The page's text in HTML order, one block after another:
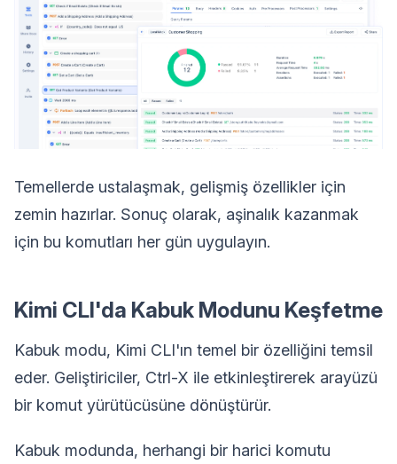
Temellerde ustalaşmak, gelişmiş özellikler için
zemin hazırlar. Sonuç olarak, aşinalık kazanmak
için bu komutları her gün uygulayın.
Kimi CLI'da Kabuk Modunu Keşfetme
Kabuk modu, Kimi CLI'ın temel bir özelliğini temsil
eder. Geliştiriciler, Ctrl-X ile etkinleştirerek arayüzü
bir komut yürütücüsüne dönüştürür.
Kabuk modunda, herhangi bir harici komutu